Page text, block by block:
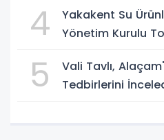
4
Yakakent Su
Yönetim Kurulu
5
Vali Tavlı,
Tedbirlerini